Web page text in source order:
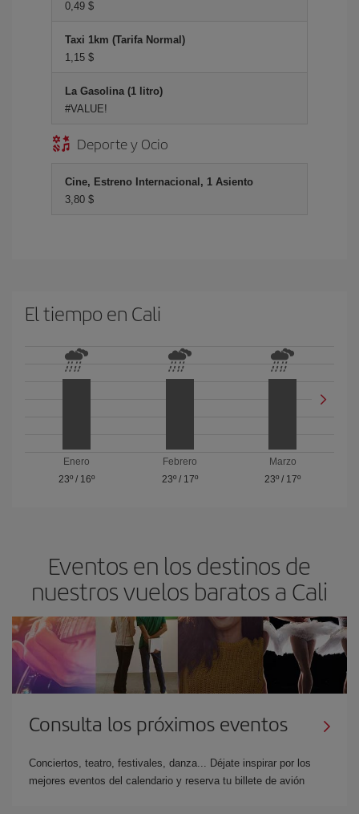
0,49 $
Taxi 1km (Tarifa Normal)
1,15 $
La Gasolina (1 litro)
#VALUE!
Deporte y Ocio
Cine, Estreno Internacional, 1 Asiento
3,80 $
El tiempo en Cali
Enero
23º/ 16º
Febrero
23º/ 17º
Marzo
23º / 17º
Eventos en los destinos de
nuestros vuelos baratos a Cali
Consulta los próximos eventos
Conciertos, teatro, festivales, danza... Déjate inspirar por los
mejores eventos del calendario y reserva tu billete de avión